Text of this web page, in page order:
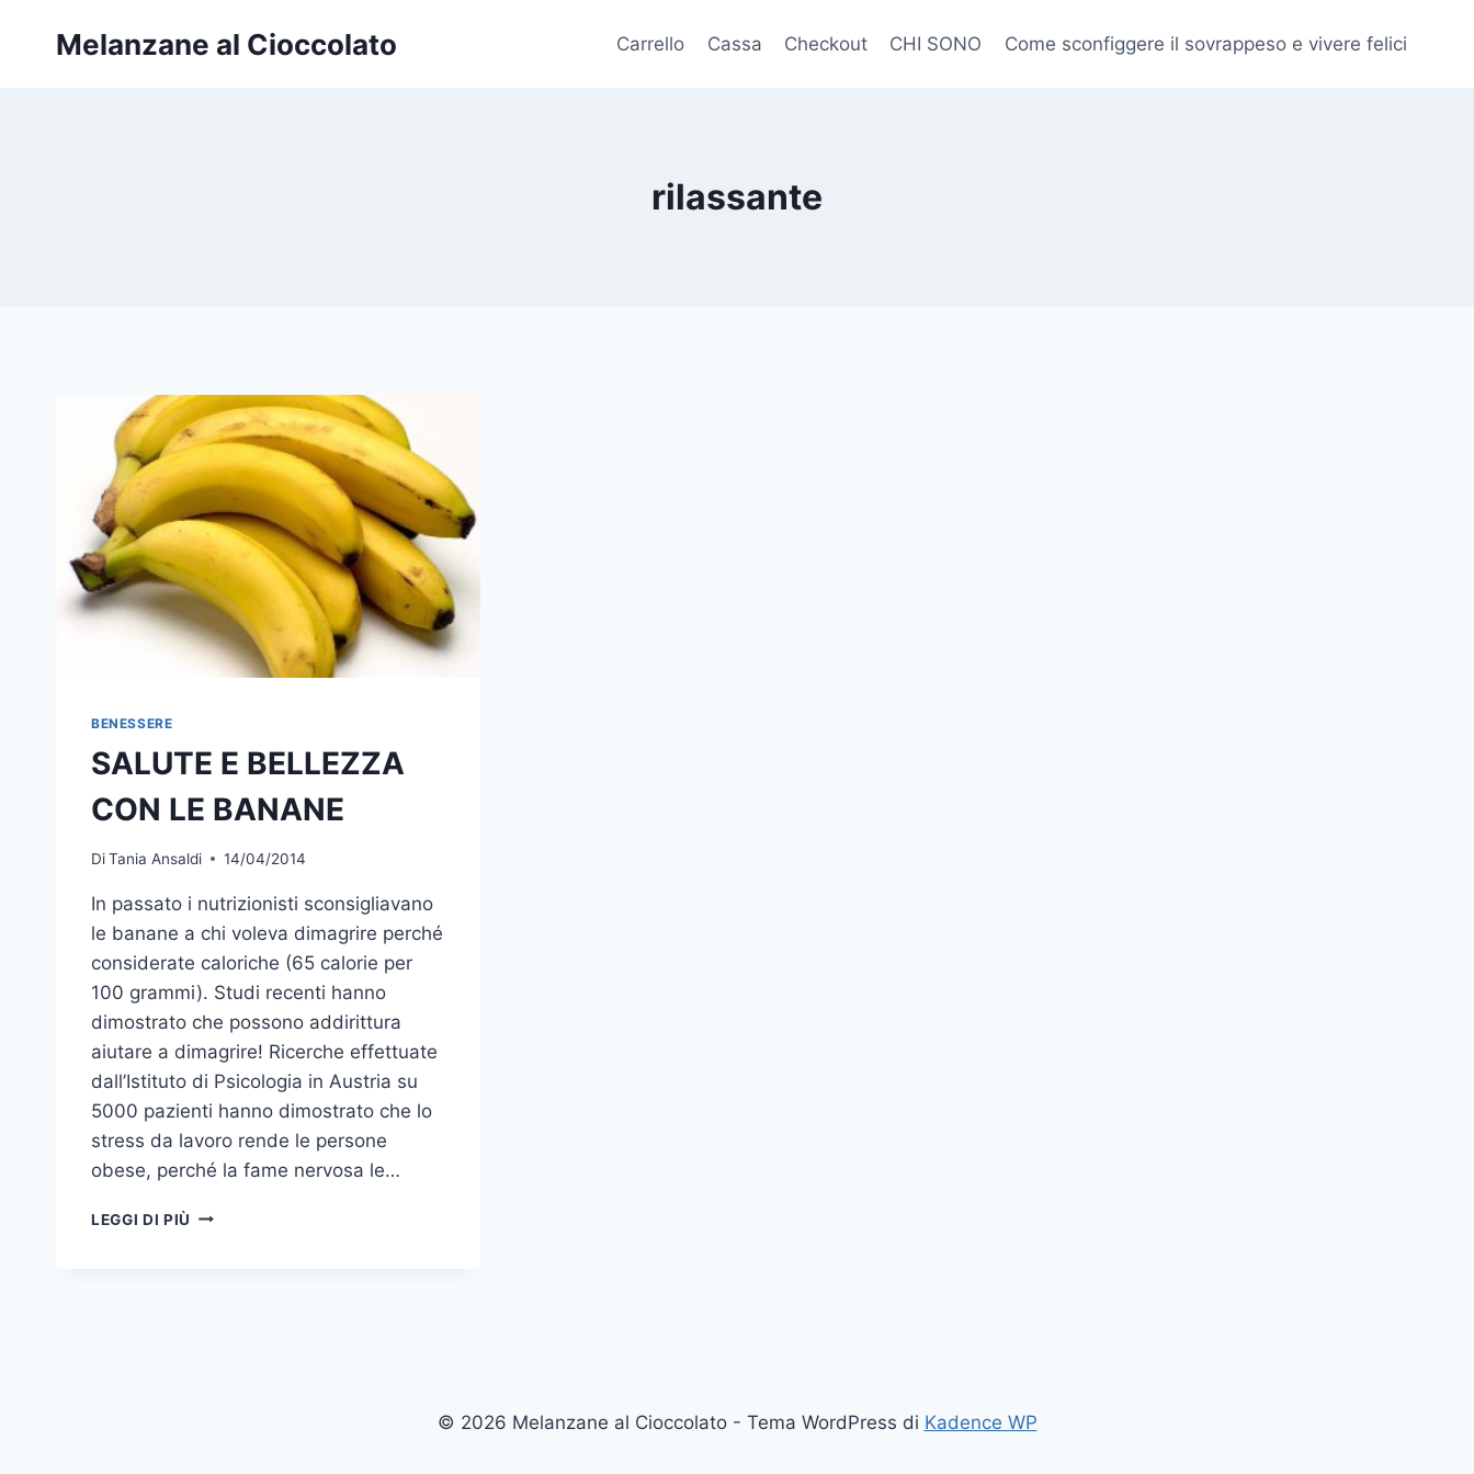
Melanzane al Cioccolato Carrello Cassa Checkout CHI SONO Come sconfiggere il sovrappeso e vivere felici
rilassante
BENESSERE
SALUTE E BELLEZZA
CON LE BANANE
DiTania Ansaldi 14/04/2014
In passato i nutrizionisti sconsigliavano
le banane a chi voleva dimagrire perché
considerate caloriche (65 calorie per
100 grammi). Studi recenti hanno
dimostrato che possono addirittura
aiutare a dimagrire! Ricerche effettuate
dall’Istituto di Psicologia in Austria su
5000 pazienti hanno dimostrato che lo
stress da lavoro rende le persone
obese, perché la fame nervosa le…
LEGGI DI PIÙ SALUTE
© 2026 Melanzane al Cioccolato - Tema WordPress di Kadence WP